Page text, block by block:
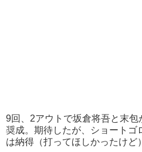
9回、2アウトで坂倉将吾と末
奨成。期待したが、ショートゴ
は納得（打ってほしかったけど